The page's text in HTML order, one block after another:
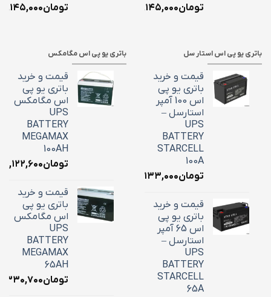
تومان۲,۱۴۵,۰۰۰
تومان۲,۱۴۵,۰۰۰
باتری یو پی اس استار سل
قیمت و خرید
باتری یو پی
اس 100 آمپر
استارسل –
UPS
BATTERY
STARCELL
100A
تومان۳۴,۱۳۳,۰۰۰
قیمت و خرید
باتری یو پی
اس 65 آمپر
استارسل –
UPS
BATTERY
STARCELL
65A
باتری یو پی اس مگامکس
قیمت و خرید
باتری یو پی
اس مگامکس
UPS
BATTERY
MEGAMAX
100AH
تومان
قیمت و خرید
باتری یو پی
اس مگامکس
UPS
BATTERY
MEGAMAX
65AH
تومان